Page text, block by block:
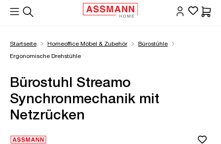
springen
Startseite Homeoffice Möbel & Zubehör
Bürostühle
Ergonomische Drehstühle
Bürostuhl Streamo
Synchronmechanik mit
Netzrücken